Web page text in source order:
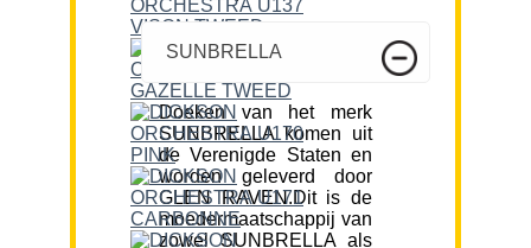
SUNBRELLA
Doeken van het merk
SUNBRELLA komen uit
de Verenigde Staten en
worden geleverd door
GLEN RAVEN.Dit is de
moedermaatschappij van
zowel SUNBRELLA als